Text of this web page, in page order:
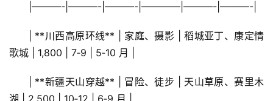
|———-|———-|———-|————|———-|———-|
| **川西高原环线** | 家庭、摄影 | 稻城亚丁、康定情
歌城 | 1,800 | 7‑9 | 5‑10 月 |
| **新疆天山穿越** | 冒险、徒步 | 天山草原、赛里木